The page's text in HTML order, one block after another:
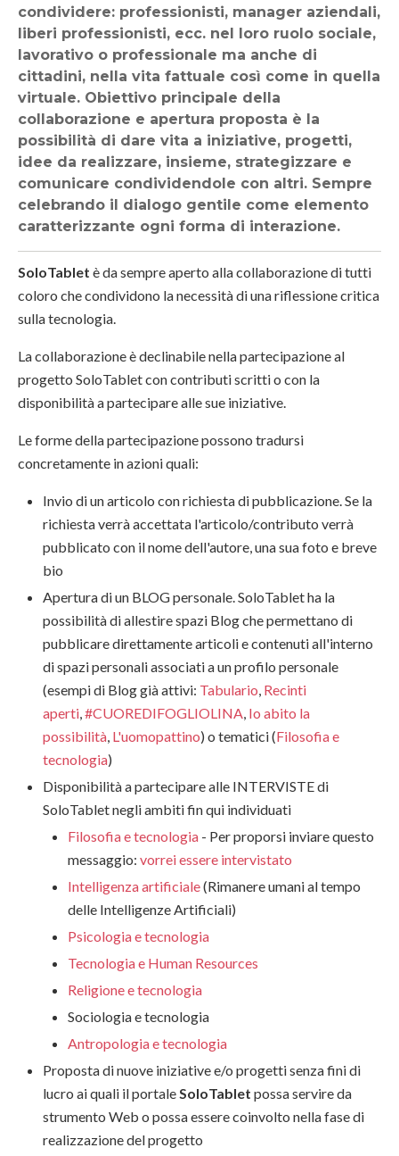
condividere: professionisti, manager aziendali,
liberi professionisti, ecc. nel loro ruolo sociale,
lavorativo o professionale ma anche di
cittadini, nella vita fattuale così come in quella
virtuale. Obiettivo principale della
collaborazione e apertura proposta è la
possibilità di dare vita a iniziative, progetti,
idee da realizzare, insieme, strategizzare e
comunicare condividendole con altri. Sempre
celebrando il dialogo gentile come elemento
caratterizzante ogni forma di interazione.
SoloTablet è da sempre aperto alla collaborazione di tutti
coloro che condividono la necessità di una riflessione critica
sulla tecnologia.
La collaborazione è declinabile nella partecipazione al
progetto SoloTablet con contributi scritti o con la
disponibilità a partecipare alle sue iniziative.
Le forme della partecipazione possono tradursi
concretamente in azioni quali:
Invio di un articolo con richiesta di pubblicazione. Se la
richiesta verrà accettata l'articolo/contributo verrà
pubblicato con il nome dell'autore, una sua foto e breve
bio
Apertura di un BLOG personale. SoloTablet ha la
possibilità di allestire spazi Blog che permettano di
pubblicare direttamente articoli e contenuti all'interno
di spazi personali associati a un profilo personale
(esempi di Blog già attivi: Tabulario Recinti
aperti #CUOREDIFOGLIOLINA Io abito la
possibilità L'uomopattino) o tematici (Filosofia e
tecnologia)
Disponibilità a partecipare alle INTERVISTE di
SoloTablet negli ambiti fin qui individuati
Filosofia e tecnologia - Per proporsi inviare questo
messaggio: vorrei essere intervistato
Intelligenza artificiale(Rimanere umani al tempo
delle Intelligenze Artificiali)
Psicologia e tecnologia
Tecnologia e Human Resources
Religione e tecnologia
Sociologia e tecnologia
Antropologia e tecnologia
Proposta di nuove iniziative e/o progetti senza fini di
lucro ai quali il portale SoloTablet possa servire da
strumento Web o possa essere coinvolto nella fase di
realizzazione del progetto